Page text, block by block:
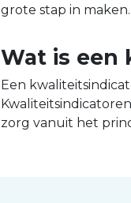
grote stap in maken.
Wat is een
Een
zorg vanuit het